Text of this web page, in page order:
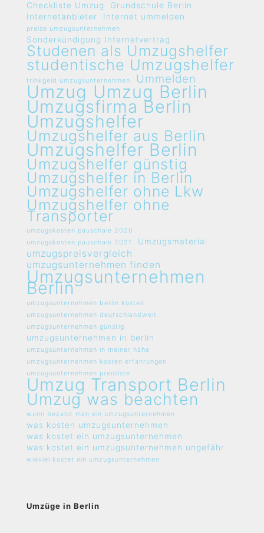
Checkliste Umzug
Grundschule Berlin
Internetanbieter
Internet ummelden
preise umzugsunternehmen
Sonderkündigung Internetvertrag
Studenen als Umzugshelfer
studentische Umzugshelfer
trinkgeld umzugsunternehmen Ummelden
Umzug Umzug Berlin
Umzugsfirma Berlin
Umzugshelfer
Umzugshelfer aus Berlin
Umzugshelfer Berlin
Umzugshelfer günstig
Umzugshelfer in Berlin
Umzugshelfer ohne Lkw
Umzugshelfer ohne
Transporter
umzugskosten pauschale 2020
umzugskosten pauschale 2021
Umzugsmaterial
umzugspreisvergleich
umzugsunternehmen finden
Umzugsunternehmen
Berlin
umzugsunternehmen berlin kosten
umzugsunternehmen deutschlandweit
umzugsunternehmen günstig
umzugsunternehmen in berlin
umzugsunternehmen in meiner nähe
umzugsunternehmen kosten erfahrungen
umzugsunternehmen preisliste
Umzug Transport Berlin
Umzug was beachten
wann bezahlt man ein umzugsunternehmen
was kosten umzugsunternehmen
was kostet ein umzugsunternehmen
was kostet ein umzugsunternehmen ungefähr
wieviel kostet ein umzugsunternehmen
Umzüge in Berlin